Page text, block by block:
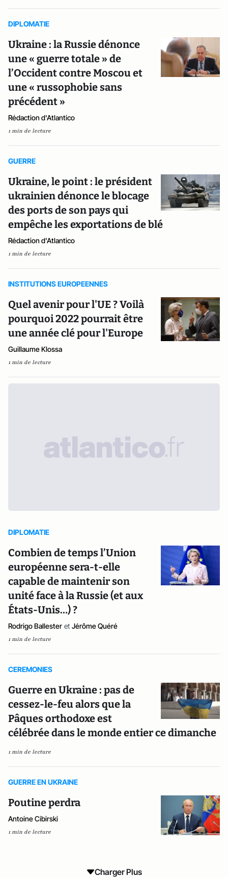
DIPLOMATIE
Ukraine : la Russie dénonce
une « guerre totale » de
l’Occident contre Moscou et
une « russophobie sans
précédent »
Rédaction d'Atlantico
1 min de lecture
GUERRE
Ukraine, le point : le président
ukrainien dénonce le blocage
des ports de son pays qui
empêche les exportations de blé
Rédaction d'Atlantico
1 min de lecture
INSTITUTIONS EUROPEENNES
Quel avenir pour l'UE ? Voilà
pourquoi 2022 pourrait être
une année clé pour l'Europe
Guillaume Klossa
1 min de lecture
DIPLOMATIE
Combien de temps l’Union
européenne sera-t-elle
capable de maintenir son
unité face à la Russie (et aux
États-Unis…) ?
Rodrigo Ballester et Jérôme Quéré
1 min de lecture
CEREMONIES
Guerre en Ukraine : pas de
cessez-le-feu alors que la
Pâques orthodoxe est
célébrée dans le monde entier ce dimanche
1 min de lecture
GUERRE EN UKRAINE
Poutine perdra
Antoine Cibirski
1 min de lecture
Charger Plus